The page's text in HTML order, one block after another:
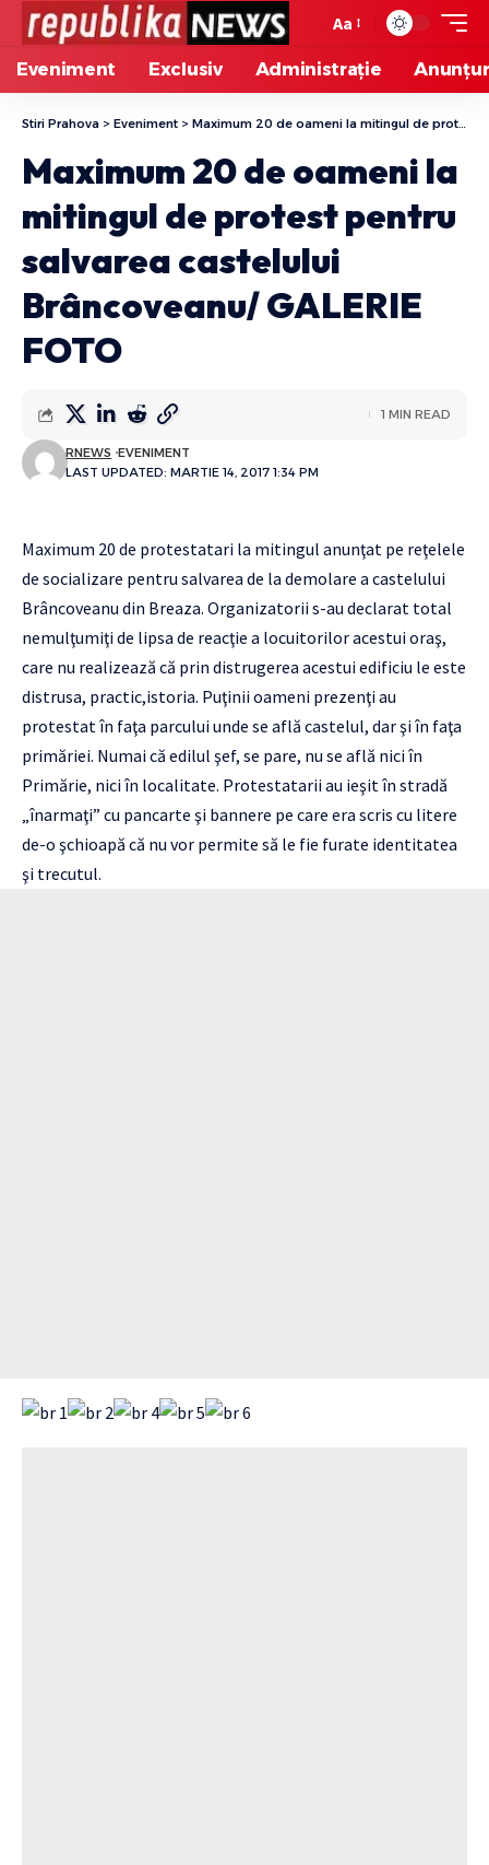
Aa
Eveniment Exclusiv Administrație
Stiri Prahova > Eveniment > Maximum 20 de oameni la mitingul de protest pentru salvarea castelului Brâncoveanu/ GALERIE FOTO
Maximum 20 de oameni la
mitingul de protest pentru
salvarea castelului
Brâncoveanu/ GALERIE
FOTO
LAST UPDATED: MARTIE 14, 2017 1:34 PM
RNEWS EVENIMENT
1 MIN READ
Maximum 20 de protestatari la mitingul anunţat pe reţelele
de socializare pentru salvarea de la demolare a castelului
Brâncoveanu din Breaza. Organizatorii s-au declarat total
nemulţumiţi de lipsa de reacţie a locuitorilor acestui oraş,
care nu realizează că prin distrugerea acestui edificiu le este
distrusa, practic,istoria. Puţinii oameni prezenţi au
protestat în faţa parcului unde se află castelul, dar şi în faţa
primăriei. Numai că edilul şef, se pare, nu se află nici în
Primărie, nici în localitate. Protestatarii au ieşit în stradă
„înarmaţi” cu pancarte şi bannere pe care era scris cu litere
de-o şchioapă că nu vor permite să le fie furate identitatea
şi trecutul.